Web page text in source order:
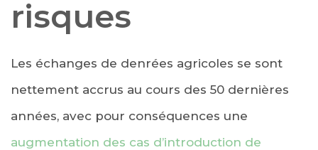
risques
Les échanges de denrées agricoles se sont
nettement accrus au cours des 50 dernières
années, avec pour conséquences une
augmentation des cas d’introduction de